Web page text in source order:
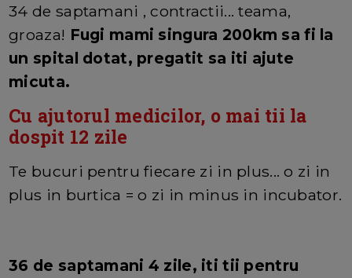
34 de saptamani , contractii... teama,
groaza! Fugi mami singura 200km sa fi la
un spital dotat, pregatit sa iti ajute
micuta.
Cu ajutorul medicilor, o mai tii la
dospit 12 zile
Te bucuri pentru fiecare zi in plus... o zi in
plus in burtica = o zi in minus in incubator.
36 de saptamani 4 zile, iti tii pentru